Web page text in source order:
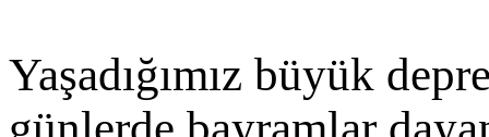
Yaşadığımız büyük